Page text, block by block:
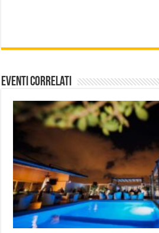
Eventi Correlati